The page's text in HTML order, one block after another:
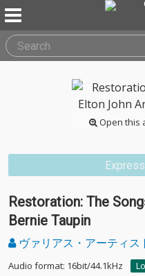
Open this
Restoration: The
Bernie Taupin
ヴァリアス・アーティス
Audio format: 16bit/44.1kHz